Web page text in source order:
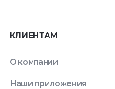
КЛИЕНТАМ
О компании
Наши приложения